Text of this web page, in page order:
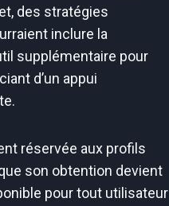
des stratégies
inclure la
supplémentaire pour
d’un appui
réservée aux profils
son obtention devient
pour tout utilisateur